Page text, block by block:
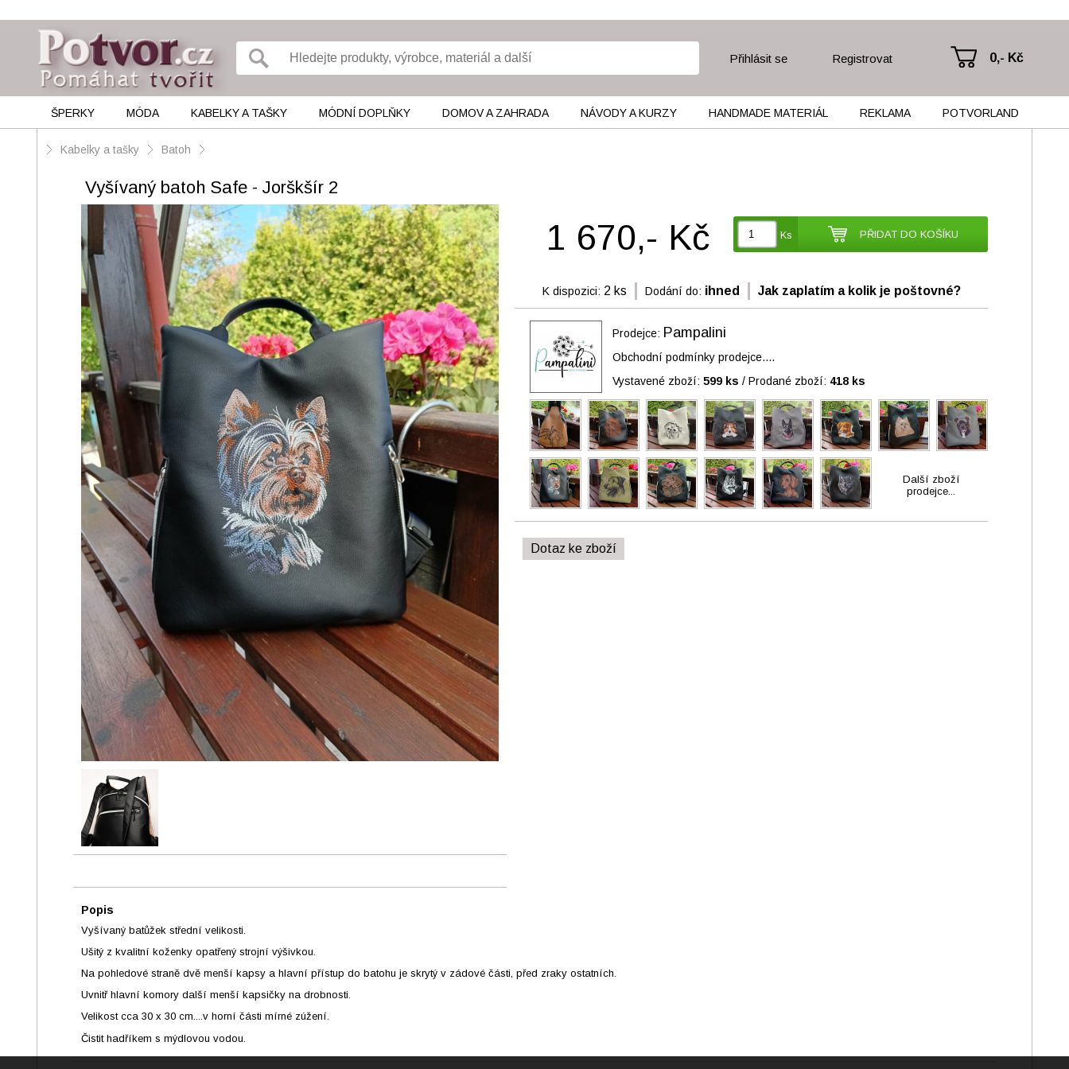
Přihlásit se Registrovat 0,- Kč
ŠPERKY MÓDA KABELKY A TAŠKY MÓDNÍ DOPLŇKY DOMOV A ZAHRADA NÁVODY A KURZY HANDMADE MATERIÁL REKLAMA POTVORLAND
Kabelky a tašky Batoh
Vyšívaný batoh Safe - Jorškšír 2
1 670,- Kč Ks PŘIDAT DO KOŠÍKU
K dispozici: 2 ks Dodání do: ihned Jak zaplatím a kolik je poštovné?
Prodejce: Pampalini
Obchodní podmínky prodejce....
Vystavené zboží: 599 ks / Prodané zboží: 418 ks
Další zboží
prodejce...
Dotaz ke zboží
Popis
Vyšívaný batůžek střední velikosti.
Ušitý z kvalitní koženky opatřený strojní výšivkou.
Na pohledové straně dvě menší kapsy a hlavní přístup do batohu je skrytý v zádové části, před zraky ostatních.
Uvnitř hlavní komory další menší kapsičky na drobnosti.
Velikost cca 30 x 30 cm....v horní části mírné zúžení.
Čistit hadříkem s mýdlovou vodou.